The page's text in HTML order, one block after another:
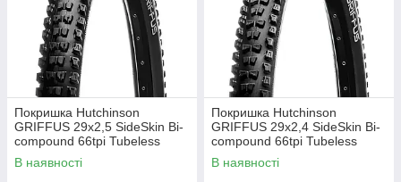
Покришка Hutchinson
GRIFFUS 29х2,5 SideSkin Bi-
compound 66tpi Tubeless
Ready Складна Black
В наявності
Покришка Hutchinson
GRIFFUS 29х2,4 SideSkin Bi-
compound 66tpi Tubeless
Ready Складана Black
В наявності